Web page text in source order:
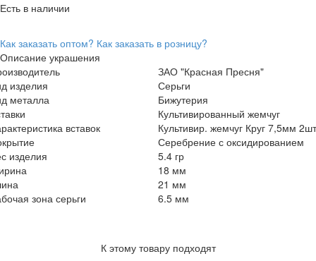
Есть в наличии
Как заказать оптом? Как заказать в розницу?
Описание украшения
ЗАО "Красная Пресня"
изделия
Серьги
металла
Бижутерия
Культивированный жемчуг
вставок
Культивир. жемчуг Круг 7,5мм 2шт
Серебрение с оксидированием
изделия
5.4 гр
18 мм
21 мм
зона серьги
6.5 мм
К этому товару подходят